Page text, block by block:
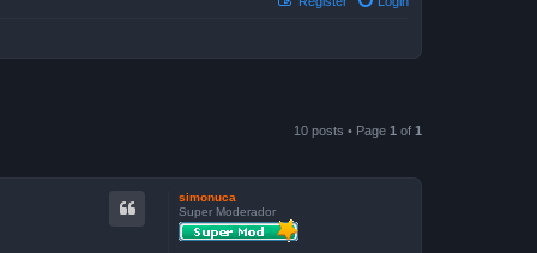
10 posts • Page 1 of 1
simonuca
Super Moderador